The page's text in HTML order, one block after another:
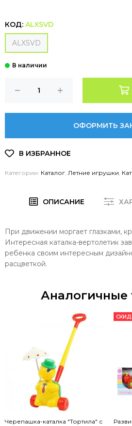
КОД: ALXSVD
ALXSVD
ОФОРМИТЬ
Категории: Каталог Летние игрушки
ОПИСАНИЕ
При движении моргает глазками,
Интересная каталка-вертолетик
ребенка своим интересным
расцветкой.
Аналогичные
Черепашка-каталка "Тортила" с